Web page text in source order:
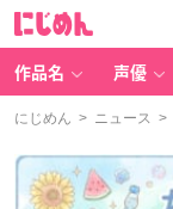
作品名 声優
にじめん > ニュース >